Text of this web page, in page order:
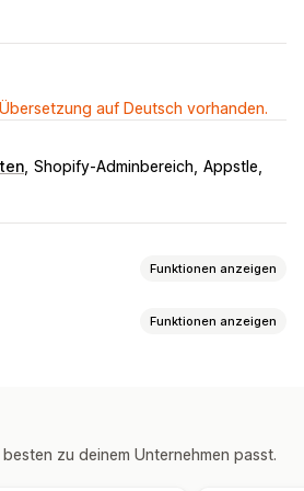
auf Deutsch vorhanden.
Shopify-Adminbereich Appstle
Funktionen anzeigen
Funktionen anzeigen
kannst
zu deinem Unternehmen passt.